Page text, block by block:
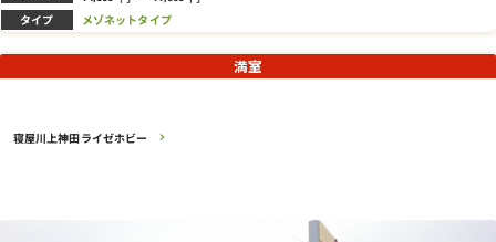
タイプ メゾネットタイプ
寝屋川上神田ライゼホビー
満室